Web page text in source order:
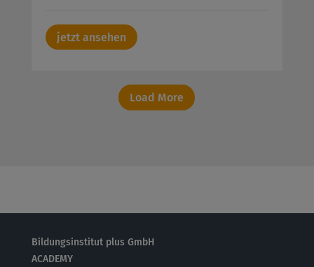
jetzt ansehen
Load More
Bildungsinstitut plus GmbH
ACADEMY